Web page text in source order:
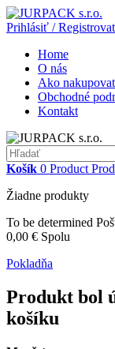
Prihlásiť /
Home
O nás
Ako
Obchodné
Kontakt
Košík 0 Product
Žiadne produkty
To be determined
0,00 € Spolu
Pokladňa
Produkt bol
košíku